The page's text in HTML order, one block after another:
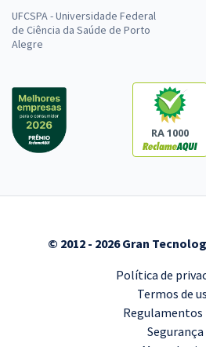
UFCSPA - Universidade Federal
de Ciência da Saúde de Porto
Alegre
RA 1000
© 2012 - 2026 Gran
Política de
Termos de
Regulamentos
Segurança